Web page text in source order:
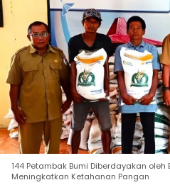
144 Petambak Bumi Diberdayakan oleh
Meningkatkan Ketahanan Pangan